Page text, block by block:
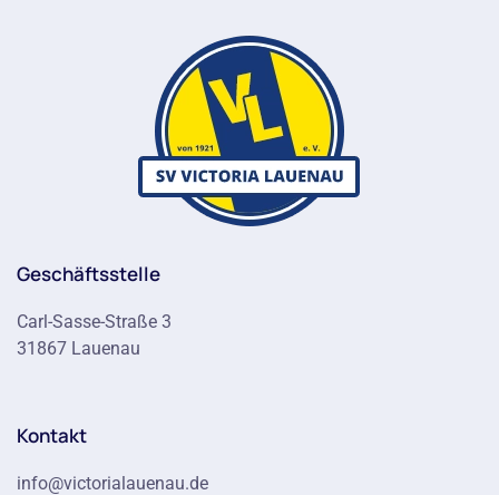
Geschäftsstelle
Carl-Sasse-Straße 3
31867 Lauenau
Kontakt
info@victorialauenau.de